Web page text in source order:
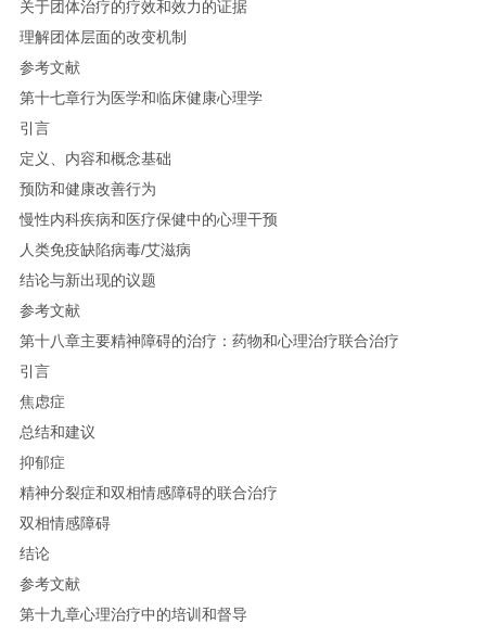
关于团体治疗的疗效和效力的证据
理解团体层面的改变机制
参考文献
第十七章行为医学和临床健康心理学
引言
定义、内容和概念基础
预防和健康改善行为
慢性内科疾病和医疗保健中的心理干预
人类免疫缺陷病毒/艾滋病
结论与新出现的议题
参考文献
第十八章主要精神障碍的治疗：药物和心理治疗联合治疗
引言
焦虑症
总结和建议
抑郁症
精神分裂症和双相情感障碍的联合治疗
双相情感障碍
结论
参考文献
第十九章心理治疗中的培训和督导